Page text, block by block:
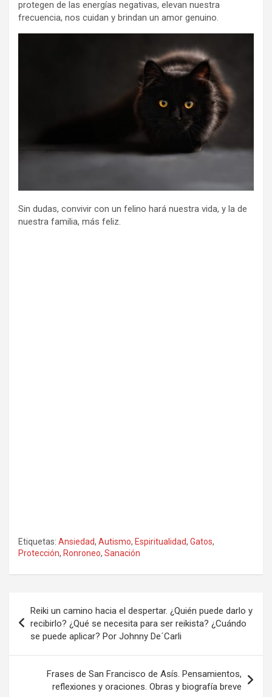
protegen de las energías negativas, elevan nuestra
frecuencia, nos cuidan y brindan un amor genuino.
Sin dudas, convivir con un felino hará nuestra vida, y la de
nuestra familia, más feliz.
Etiquetas: Ansiedad, Autismo, Espiritualidad, Gatos,
Protección, Ronroneo, Sanación
de
entradas
Reiki un camino hacia el despertar. ¿Quién puede darlo y
recibirlo? ¿Qué se necesita para ser reikista? ¿Cuándo
se puede aplicar? Por Johnny De´Carli
Frases de San Francisco de Asís. Pensamientos,
reflexiones y oraciones. Obras y biografía breve